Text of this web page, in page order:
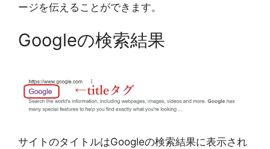
ージを伝えることができます。
Googleの検索結果
サイトのタイトルはGoogleの検索結果に表示され